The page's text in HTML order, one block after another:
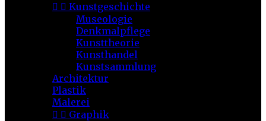
  Kunstgeschichte
Museologie
Denkmalpflege
Kunsttheorie
Kunsthandel
Kunstsammlung
Architektur
Plastik
Malerei
  Graphik